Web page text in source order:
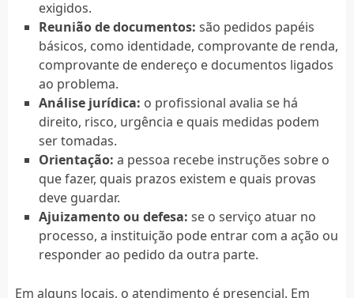
exigidos.
Reunião de documentos: são pedidos papéis
básicos, como identidade, comprovante de renda,
comprovante de endereço e documentos ligados
ao problema.
Análise jurídica: o profissional avalia se há
direito, risco, urgência e quais medidas podem
ser tomadas.
Orientação: a pessoa recebe instruções sobre o
que fazer, quais prazos existem e quais provas
deve guardar.
Ajuizamento ou defesa: se o serviço atuar no
processo, a instituição pode entrar com a ação ou
responder ao pedido da outra parte.
Em alguns locais, o atendimento é presencial. Em